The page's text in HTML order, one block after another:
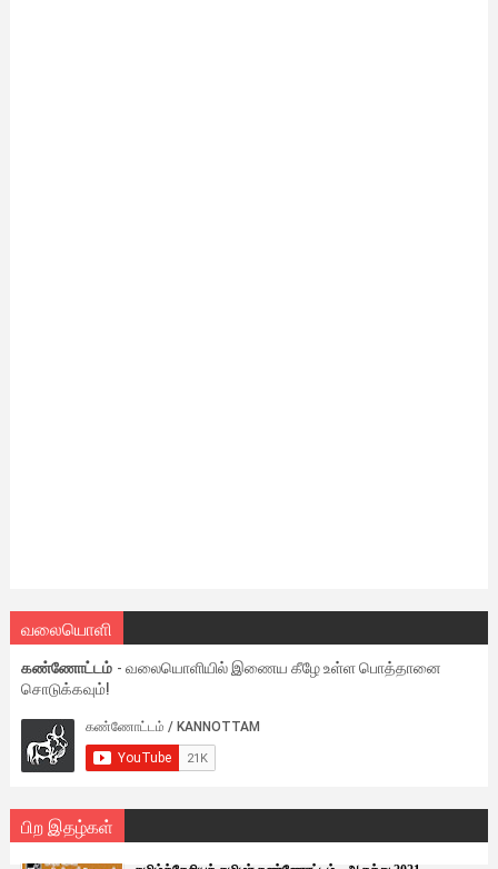
வலையொளி
கண்ணோட்டம் - வலையொளியில் இணைய கீழே உள்ள பொத்தானை
சொடுக்கவும்!
பிற இதழ்கள்